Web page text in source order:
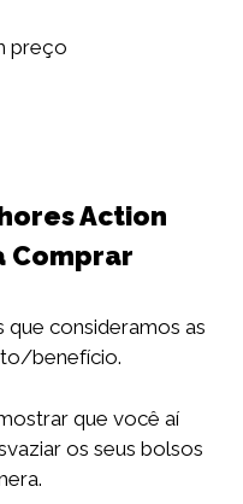
preço
Action
Comprar
que consideramos as
benefício.
que você aí
os seus bolsos